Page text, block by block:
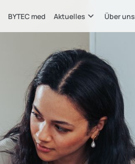
BYTEC med Aktuelles Über uns